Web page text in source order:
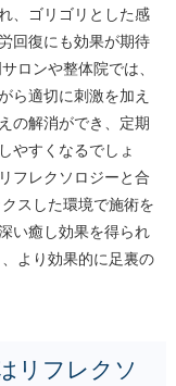
、ゴリゴリとした感
回復にも効果が期待
ロンや整体院では、
ら適切に刺激を加え
の解消ができ、定期
やすくなるでしょ
フレクソロジーと合
スした環境で施術を
い癒し効果を得られ
より効果的に足裏の
リフレクソ